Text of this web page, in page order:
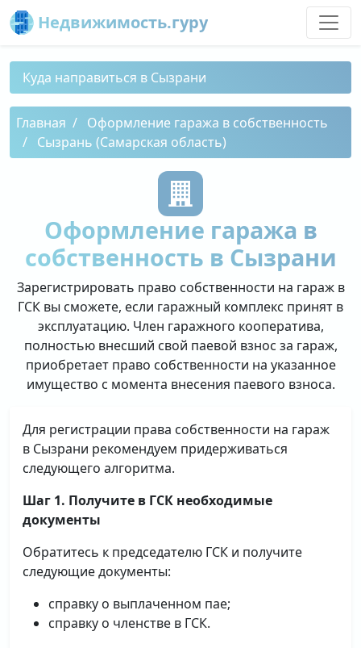
Недвижимость.гуру
Куда направиться в Сызрани
Главная
Оформление гаража в собственность
Сызрань (Самарская область)
Оформление гаража в
собственность в Сызрани
Зарегистрировать право собственности на гараж в
ГСК вы сможете, если гаражный комплекс принят в
эксплуатацию. Член гаражного кооператива,
полностью внесший свой паевой взнос за гараж,
приобретает право собственности на указанное
имущество с момента внесения паевого взноса.
Для регистрации права собственности на гараж
в Сызрани рекомендуем придерживаться
следующего алгоритма.
Шаг 1. Получите в ГСК необходимые
документы
Обратитесь к председателю ГСК и получите
следующие документы:
справку о выплаченном пае;
справку о членстве в ГСК.